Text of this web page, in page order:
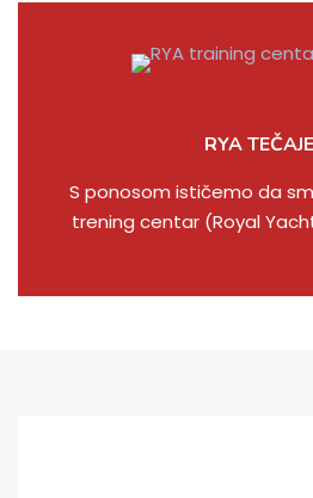
RYA
S ponosom ističemo da
trening centar (Royal